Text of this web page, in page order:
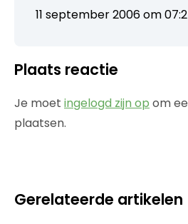
11 september 2006 om
Plaats reactie
Je moet ingelogd zijn op om
plaatsen.
Gerelateerde artikelen